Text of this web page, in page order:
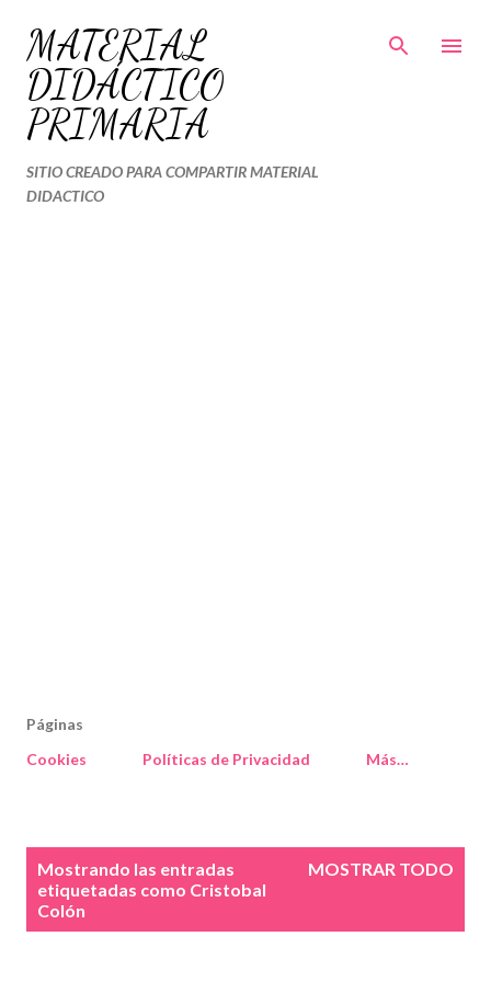
Ir al contenido principal
MATERIAL
DIDÁCTICO
PRIMARIA
SITIO CREADO PARA COMPARTIR MATERIAL
DIDACTICO
Páginas
Cookies
Políticas de Privacidad Más…
Mostrando las entradas
etiquetadas como Cristobal
Colón
MOSTRAR TODO